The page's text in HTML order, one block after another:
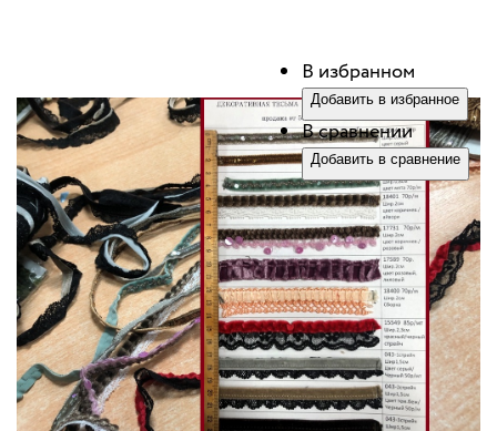
В избранном
Добавить в избранное
В сравнении
Добавить в сравнение